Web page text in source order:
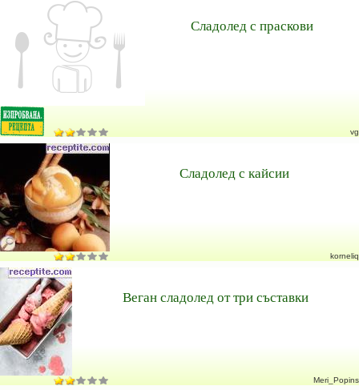
Сладолед с праскови
vg
Сладолед с кайсии
korneliq
Веган сладолед от три съставки
Meri_Popins